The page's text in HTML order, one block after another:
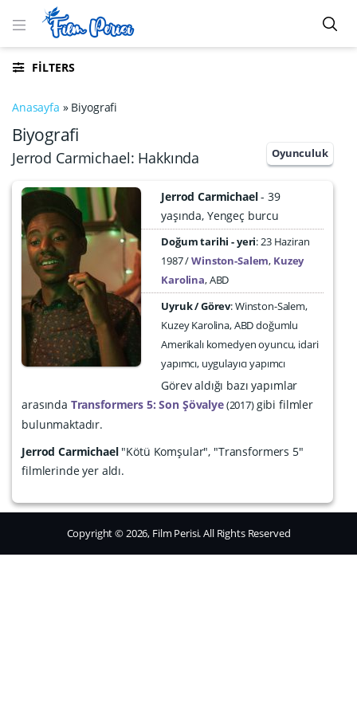
FILTERS
Anasayfa » Biyografi
Biyografi
Jerrod Carmichael: Hakkında Oyunculuk
Jerrod Carmichael 39
yaşında Yengeç burcu
Doğum tarihi - yeri 23 Haziran
1987 Winston-Salem, Kuzey
Karolina,ABD
Uyruk / Görev: Winston-Salem,
Kuzey Karolina, ABD doğumlu
Amerikalı komedyen oyuncu, idari
yapımcı, uygulayıcı yapımcı
Görev aldığı bazı yapımlar
arasında Transformers 5: Son Şövalye 2017 gibi filmler
bulunmaktadır.
Jerrod Carmichael "Kötü Komşular", "Transformers 5"
filmlerinde yer aldı.
Copyright © 2026, Film Perisi. All Rights Reserved